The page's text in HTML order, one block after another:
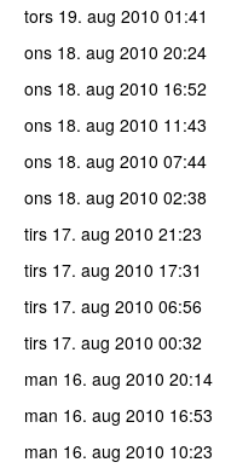
tors 19. aug 2010 01:41
ons 18. aug 2010 20:24
ons 18. aug 2010 16:52
ons 18. aug 2010 11:43
ons 18. aug 2010 07:44
ons 18. aug 2010 02:38
tirs 17. aug 2010 21:23
tirs 17. aug 2010 17:31
tirs 17. aug 2010 06:56
tirs 17. aug 2010 00:32
man 16. aug 2010 20:14
man 16. aug 2010 16:53
man 16. aug 2010 10:23